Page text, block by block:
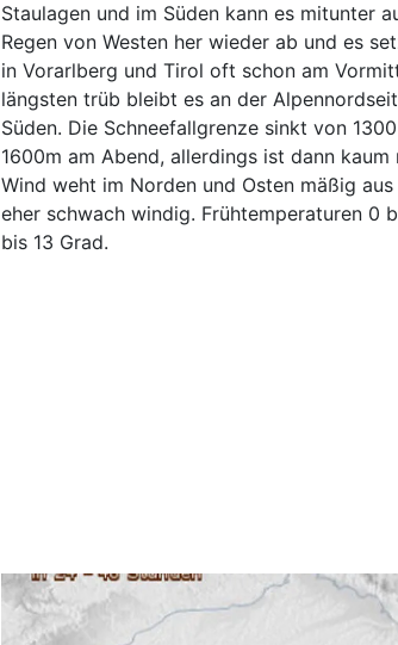
Staulagen und im Süden kann es mitunter
Regen von Westen her wieder ab und es
in Vorarlberg und Tirol oft schon am
längsten trüb bleibt es an der
Süden. Die Schneefallgrenze sinkt von
1600m am Abend, allerdings ist dann
Wind weht im Norden und Osten mäßig
eher schwach windig. Frühtemperaturen 0
bis 13 Grad.